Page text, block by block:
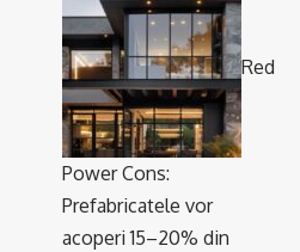
Red
Power Cons:
Prefabricatele vor
acoperi 15–20% din